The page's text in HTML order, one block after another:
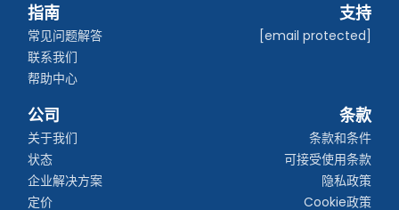
指南
常见问题解答
联系我们
帮助中心
支持
[email protected]
公司
关于我们
状态
企业解决方案
定价
条款
条款和条件
可接受使用条款
隐私政策
Cookie政策